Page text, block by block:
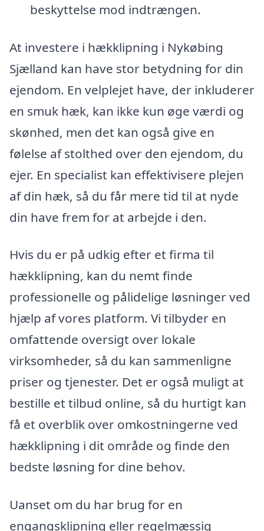
beskyttelse mod indtrængen.
At investere i hækklipning i Nykøbing
Sjælland kan have stor betydning for din
ejendom. En velplejet have, der inkluderer
en smuk hæk, kan ikke kun øge værdi og
skønhed, men det kan også give en
følelse af stolthed over den ejendom, du
ejer. En specialist kan effektivisere plejen
af din hæk, så du får mere tid til at nyde
din have frem for at arbejde i den.
Hvis du er på udkig efter et firma til
hækklipning, kan du nemt finde
professionelle og pålidelige løsninger ved
hjælp af vores platform. Vi tilbyder en
omfattende oversigt over lokale
virksomheder, så du kan sammenligne
priser og tjenester. Det er også muligt at
bestille et tilbud online, så du hurtigt kan
få et overblik over omkostningerne ved
hækklipning i dit område og finde den
bedste løsning for dine behov.
Uanset om du har brug for en
engangsklipning eller regelmæssig